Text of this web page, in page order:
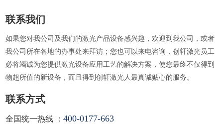
联系我们
如果您对我公司及我们的激光产品设备感兴趣，欢迎到我公司，或者
我公司所在各地的办事处来拜访；您也可以来电咨询，创轩激光员工
必将竭诚为您提供激光设备应用工艺的解决方案，使您最终不仅得到
物超所值的新设备，而且得到创轩激光人最真诚贴心的服务。
联系方式
全国统一热线 ：400-0177-663